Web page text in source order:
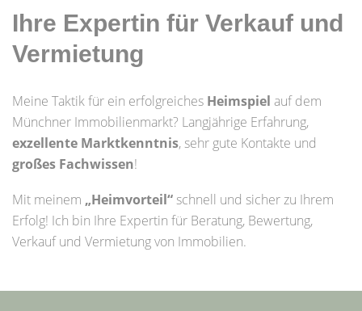
Ihre Expertin für Verkauf und
Vermietung
Meine Taktik für ein erfolgreiches Heimspiel auf dem
Münchner Immobilienmarkt? Langjährige Erfahrung,
exzellente Marktkenntnis, sehr gute Kontakte und
großes Fachwissen!
Mit meinem „Heimvorteil“ schnell und sicher zu Ihrem
Erfolg! Ich bin Ihre Expertin für Beratung, Bewertung,
Verkauf und Vermietung von Immobilien.